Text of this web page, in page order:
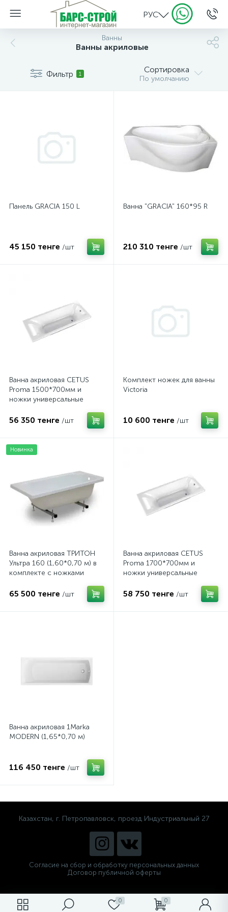
РУС
0 0
Ванны
Ванны акриловые
Фильтр 1 Сортировка
По умолчанию
Панель GRACIA 150 L
45 150 тенге /шт
Ванна "GRACIA" 160*95 R
210 310 тенге /шт
Ванна акриловая CETUS
Proma 1500*700мм и
ножки универсальные
56 350 тенге /шт
Комплект ножек для ванны
Victoria
10 600 тенге /шт
Новинка
Ванна акриловая ТРИТОН
Ультра 160 (1,60*0,70 м) в
комплекте с ножками
65 500 тенге /шт
Ванна акриловая CETUS
Proma 1700*700мм и
ножки универсальные
58 750 тенге /шт
Ванна акриловая 1Marka
MODERN (1,65*0,70 м)
116 450 тенге /шт
Казахстан, г. Петропавловск, проезд Индустриальный 27
Согласие на сбор и обработку персональных данных
Договор публичной оферты